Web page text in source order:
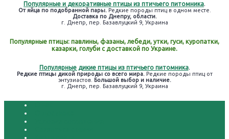
Популярные и декоративные птицы из птичьего питомника.
От яйца по подобранной пары. Редкие породы птиц в одном месте.
Доставка по Днепру, области.
г. Днепр, пер. Базавлуцкий 9, Украина
Популярные птицы: павлины, фазаны, лебеди, утки, гуси, куропатки,
казарки, голуби с доставкой по Украине.
Популярные дикие птицы из птичьего питомника.
Редкие птицы дикой природы со всего мира. Редкие породы птиц от
энтузиастов. Большой выбор и наличие.
г. Днепр, пер. Базавлуцкий 9, Украина